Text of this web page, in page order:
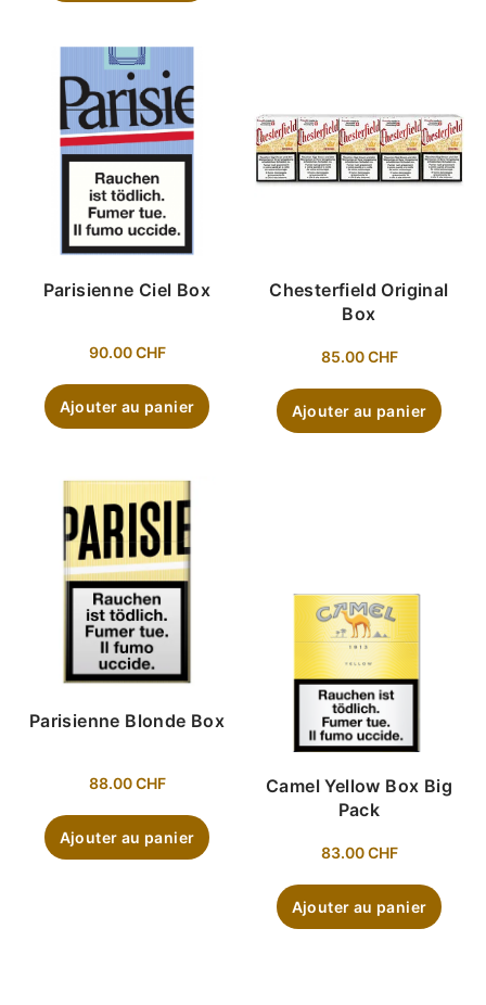
Parisienne Ciel Box
90.00CHF
Ajouter au panier
Chesterfield Original
Box
85.00CHF
Ajouter au panier
Parisienne Blonde Box
88.00CHF
Ajouter au panier
Camel Yellow Box Big
Pack
83.00CHF
Ajouter au panier